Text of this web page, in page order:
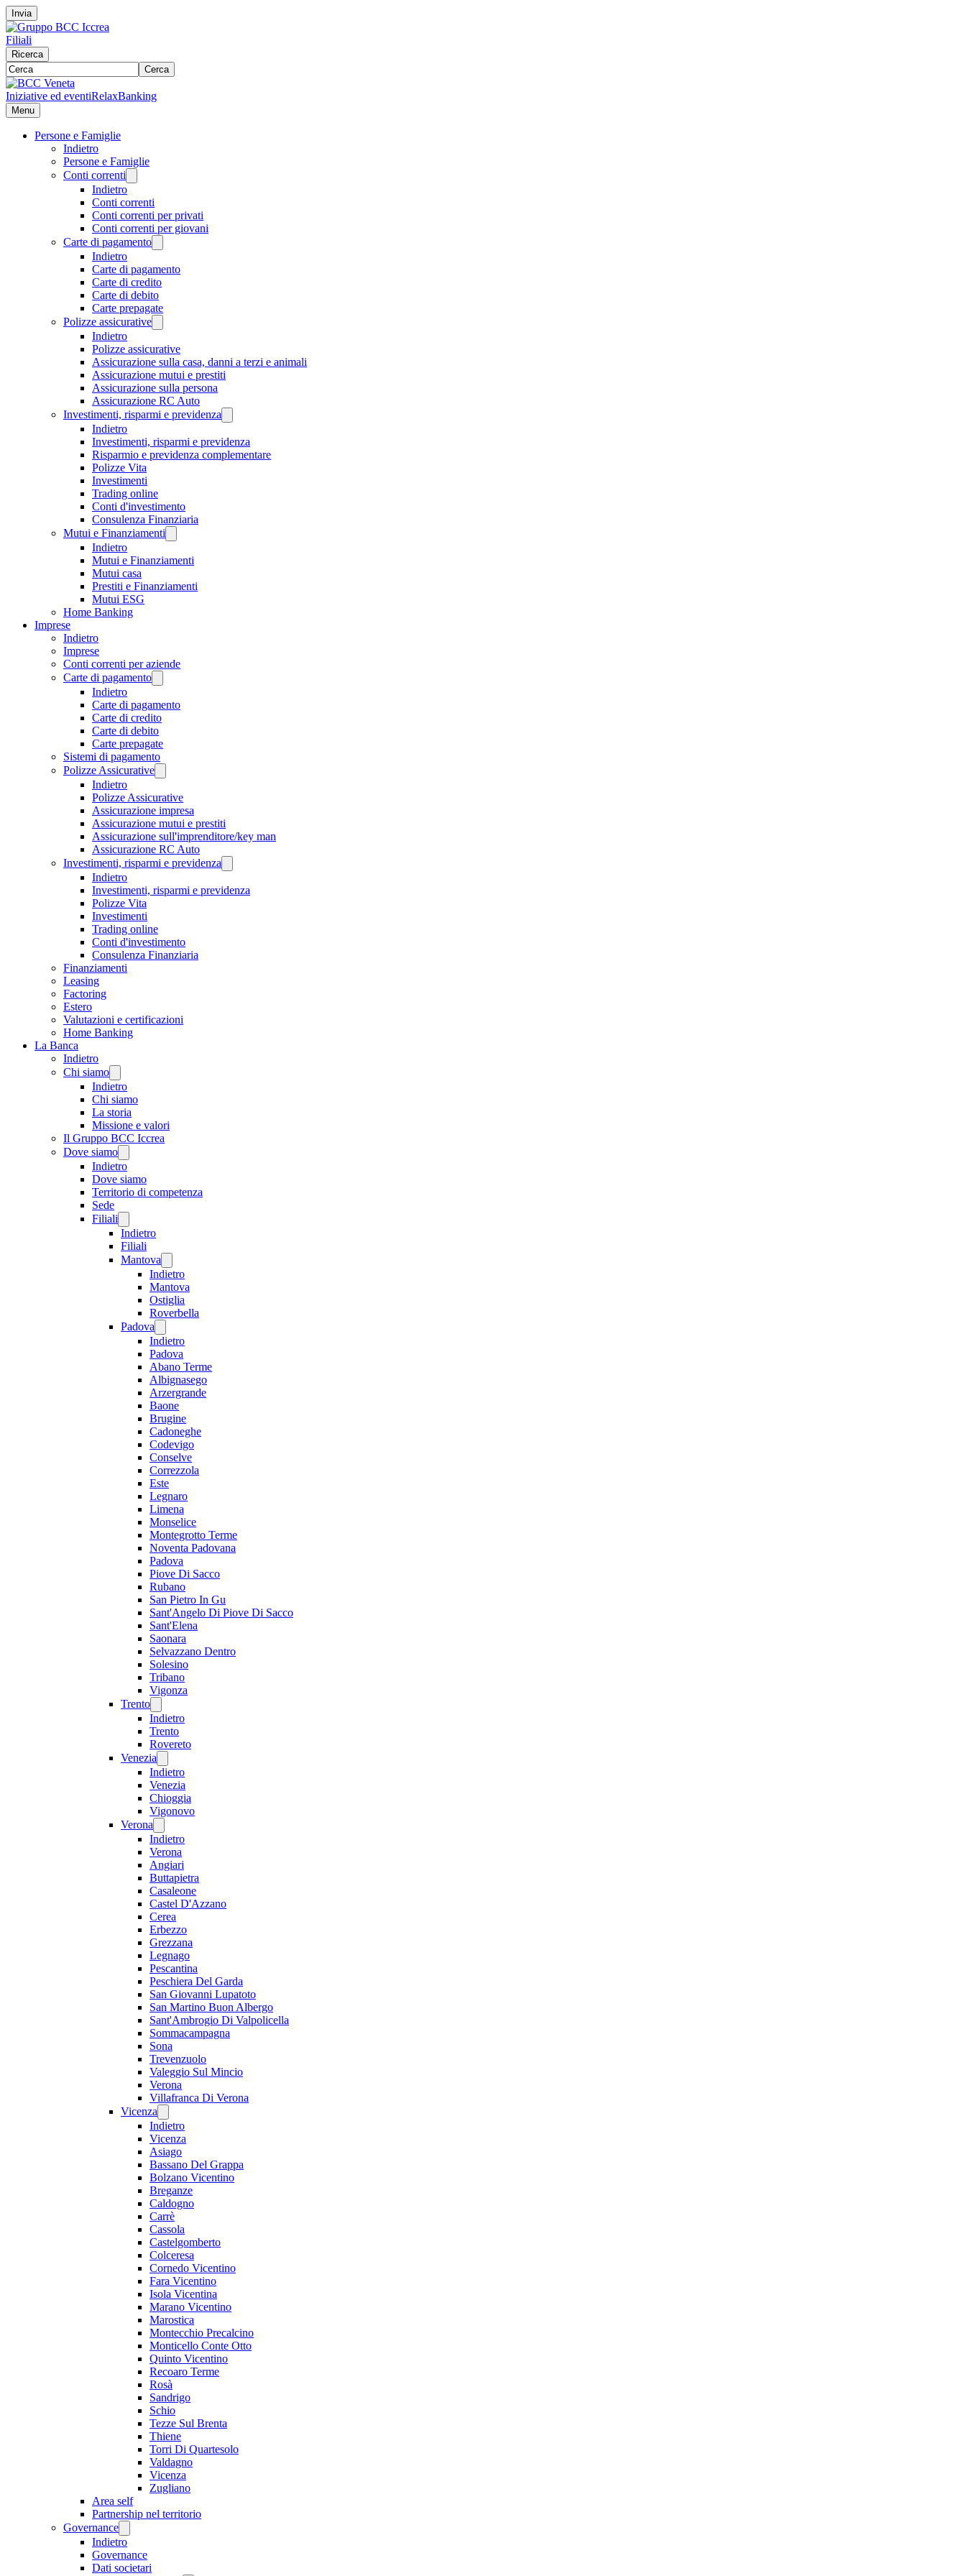
Invia
Filiali
Ricerca
Cerca
Iniziative ed eventiRelaxBanking
Menu
Persone e Famiglie
Indietro
Persone e Famiglie
Conti correnti
Indietro
Conti correnti
Conti correnti per privati
Conti correnti per giovani
Carte di pagamento
Indietro
Carte di pagamento
Carte di credito
Carte di debito
Carte prepagate
Polizze assicurative
Indietro
Polizze assicurative
Assicurazione sulla casa, danni a terzi e animali
Assicurazione mutui e prestiti
Assicurazione sulla persona
Assicurazione RC Auto
Investimenti, risparmi e previdenza
Indietro
Investimenti, risparmi e previdenza
Risparmio e previdenza complementare
Polizze Vita
Investimenti
Trading online
Conti d'investimento
Consulenza Finanziaria
Mutui e Finanziamenti
Indietro
Mutui e Finanziamenti
Mutui casa
Prestiti e Finanziamenti
Mutui ESG
Home Banking
Imprese
Indietro
Imprese
Conti correnti per aziende
Carte di pagamento
Indietro
Carte di pagamento
Carte di credito
Carte di debito
Carte prepagate
Sistemi di pagamento
Polizze Assicurative
Indietro
Polizze Assicurative
Assicurazione impresa
Assicurazione mutui e prestiti
Assicurazione sull'imprenditore/key man
Assicurazione RC Auto
Investimenti, risparmi e previdenza
Indietro
Investimenti, risparmi e previdenza
Polizze Vita
Investimenti
Trading online
Conti d'investimento
Consulenza Finanziaria
Finanziamenti
Leasing
Factoring
Estero
Valutazioni e certificazioni
Home Banking
La Banca
Indietro
Chi siamo
Indietro
Chi siamo
La storia
Missione e valori
Il Gruppo BCC Iccrea
Dove siamo
Indietro
Dove siamo
Territorio di competenza
Sede
Filiali
Indietro
Filiali
Mantova
Indietro
Mantova
Ostiglia
Roverbella
Padova
Indietro
Padova
Abano Terme
Albignasego
Arzergrande
Baone
Brugine
Cadoneghe
Codevigo
Conselve
Correzzola
Este
Legnaro
Limena
Monselice
Montegrotto Terme
Noventa Padovana
Padova
Piove Di Sacco
Rubano
San Pietro In Gu
Sant'Angelo Di Piove Di Sacco
Sant'Elena
Saonara
Selvazzano Dentro
Solesino
Tribano
Vigonza
Trento
Indietro
Trento
Rovereto
Venezia
Indietro
Venezia
Chioggia
Vigonovo
Verona
Indietro
Verona
Angiari
Buttapietra
Casaleone
Castel D'Azzano
Cerea
Erbezzo
Grezzana
Legnago
Pescantina
Peschiera Del Garda
San Giovanni Lupatoto
San Martino Buon Albergo
Sant'Ambrogio Di Valpolicella
Sommacampagna
Sona
Trevenzuolo
Valeggio Sul Mincio
Verona
Villafranca Di Verona
Vicenza
Indietro
Vicenza
Asiago
Bassano Del Grappa
Bolzano Vicentino
Breganze
Caldogno
Carrè
Cassola
Castelgomberto
Colceresa
Cornedo Vicentino
Fara Vicentino
Isola Vicentina
Marano Vicentino
Marostica
Montecchio Precalcino
Monticello Conte Otto
Quinto Vicentino
Recoaro Terme
Rosà
Sandrigo
Schio
Tezze Sul Brenta
Thiene
Torri Di Quartesolo
Valdagno
Vicenza
Zugliano
Area self
Partnership nel territorio
Governance
Indietro
Governance
Dati societari